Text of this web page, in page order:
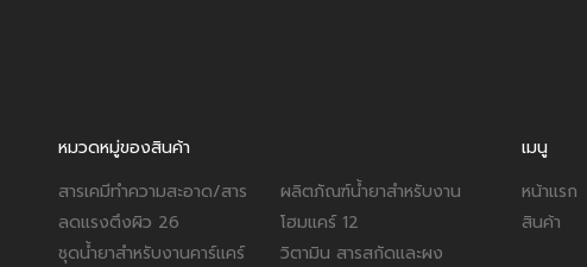
หมวดหมู่ของสินค้า
สารเคมีทำความสะอาด/สาร
ลดแรงตึงผิว 26
ชุดน้ำยาสำหรับงานคาร์แคร์
ผลิตภัณฑ์น้ำยาสำหรับงาน
โฮมแคร์ 12
วิตามิน สารสกัดและผง
เมนู
หน้าแรก
สินค้า